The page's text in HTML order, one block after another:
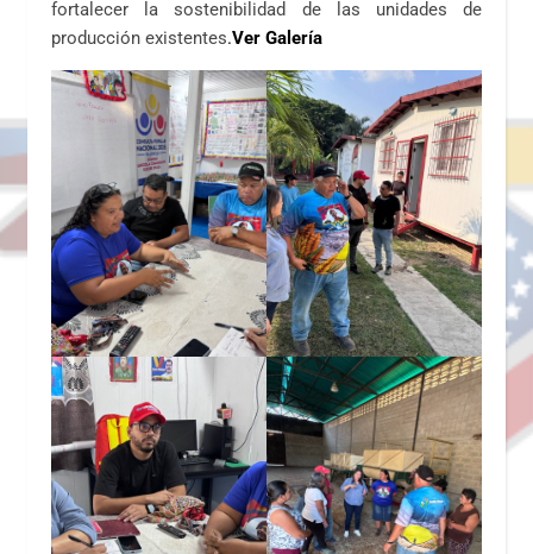
fortalecer la sostenibilidad de las unidades de
producción existentes.Ver Galería